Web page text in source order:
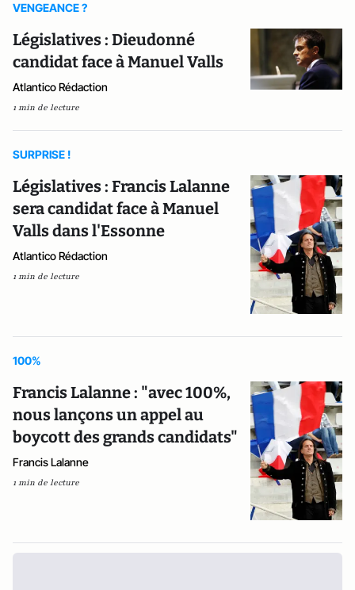
VENGEANCE ?
Législatives : Dieudonné
candidat face à Manuel Valls
Atlantico Rédaction
1 min de lecture
SURPRISE !
Législatives : Francis Lalanne
sera candidat face à Manuel
Valls dans l'Essonne
Atlantico Rédaction
1 min de lecture
100%
Francis Lalanne : "avec 100%,
nous lançons un appel au
boycott des grands candidats"
Francis Lalanne
1 min de lecture